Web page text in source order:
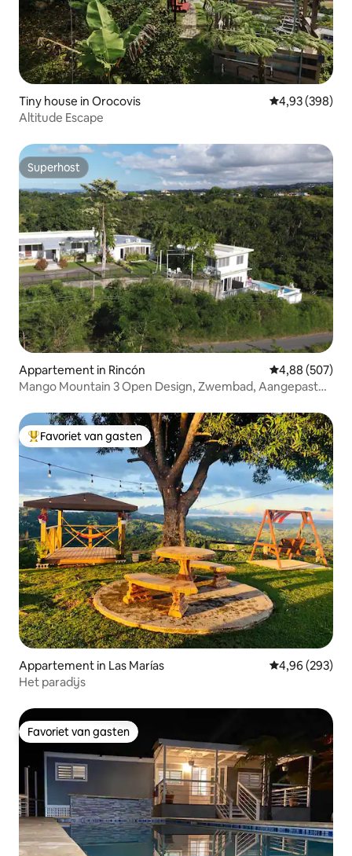
Tiny house in Orocovis Gemiddelde
4,93 (398)
Altitude Escape
Superhost
Superhost
Appartement in Rincón Gemiddelde
4,88 (507)
Mango Mountain 3 Open Design, Zwembad, Aangepaste
Topfavoriet van gasten
Favoriet van gasten
Appartement in Las Marías Gemiddelde
4,96 (293)
Het paradijs
Favoriet van gasten
Favoriet van gasten